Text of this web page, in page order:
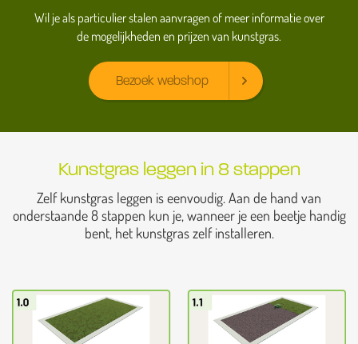
Wil je als particulier stalen aanvragen of meer informatie over
de mogelijkheden en prijzen van kunstgras.
Bezoek webshop
Kunstgras leggen in 8 stappen
Zelf kunstgras leggen is eenvoudig. Aan de hand van
onderstaande 8 stappen kun je, wanneer je een beetje handig
bent, het kunstgras zelf installeren.